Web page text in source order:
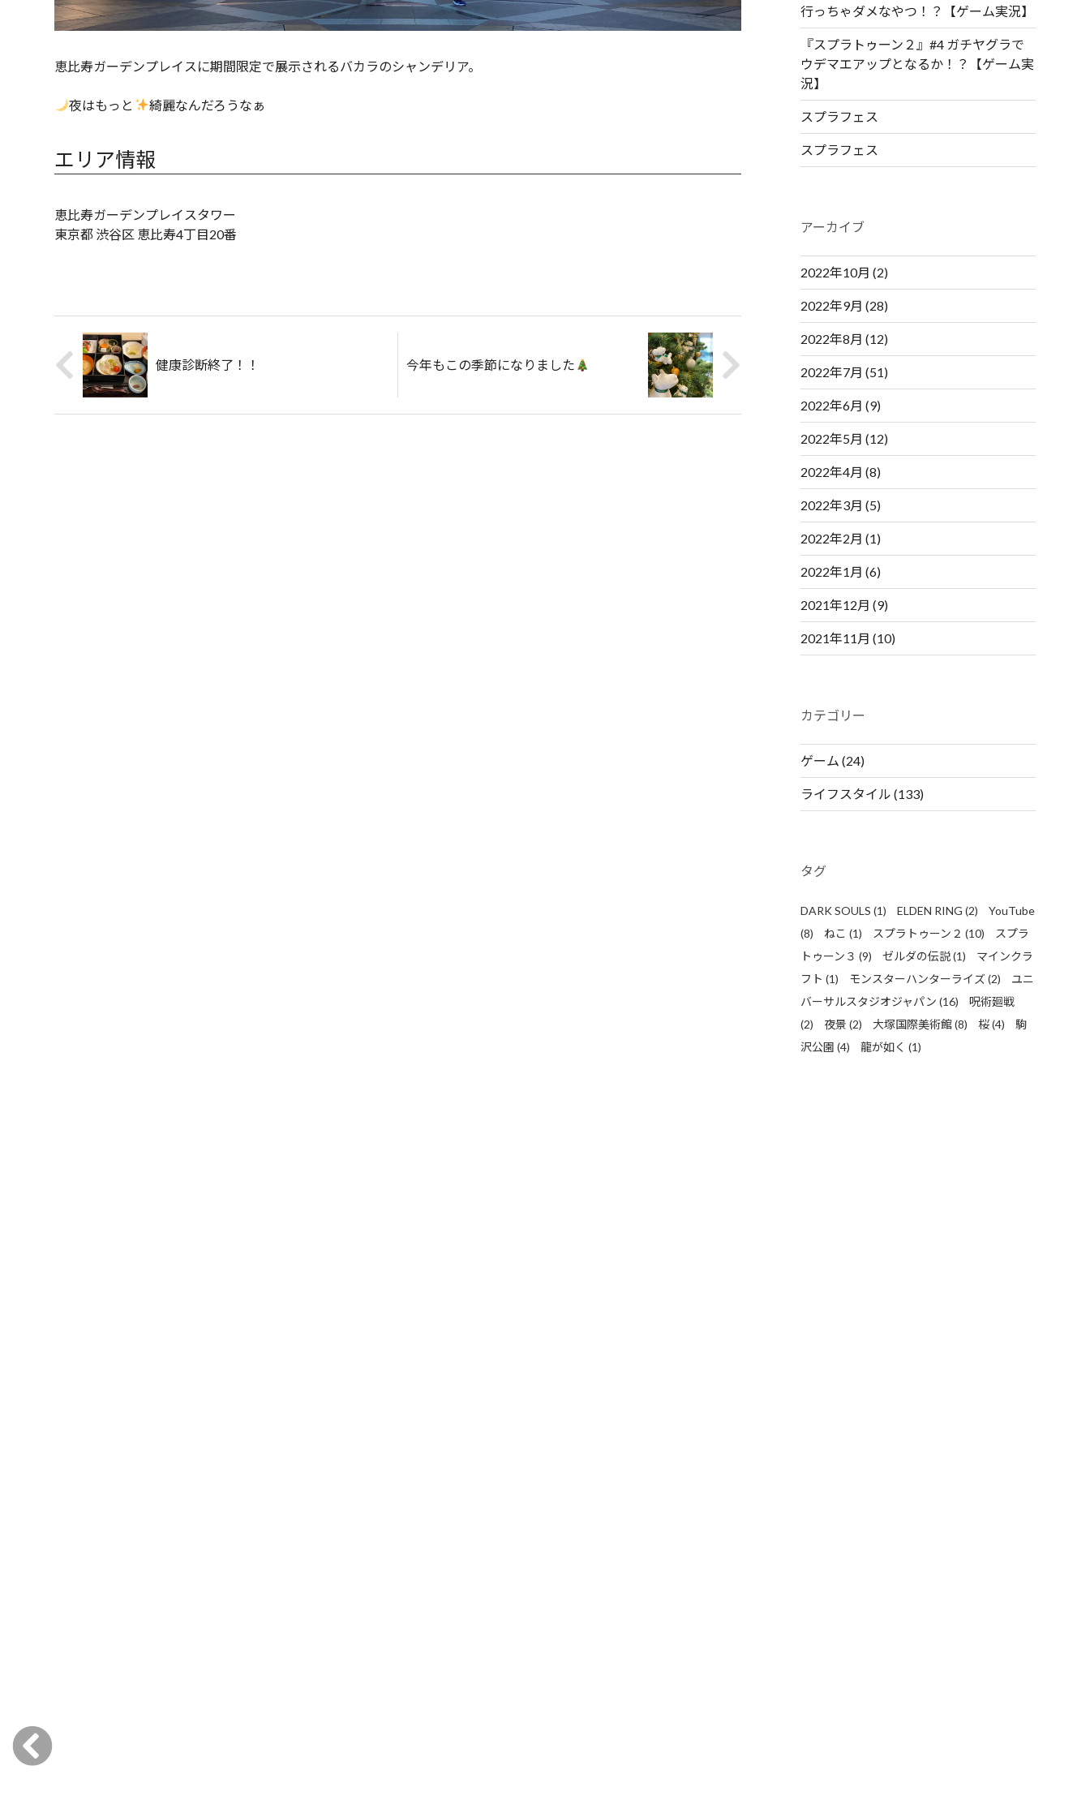
恵比寿ガーデンプレイスに期間限定で展示されるバカラのシャンデリア。
夜はもっと 綺麗なんだろうなぁ
エリア情報
恵比寿ガーデンプレイスタワー
東京都 渋谷区 恵比寿4丁目20番
健康診断終了！！ 今年もこの季節になりました
行っちゃダメなやつ！？【ゲーム実況】
『スプラトゥーン２』#4 ガチヤグラで
ウデマエアップとなるか！？【ゲーム実
況】
スプラフェス
スプラフェス
アーカイブ
2022年10月 (2)
2022年9月 (28)
2022年8月 (12)
2022年7月 (51)
2022年6月 (9)
2022年5月 (12)
2022年4月 (8)
2022年3月 (5)
2022年2月 (1)
2022年1月 (6)
2021年12月 (9)
2021年11月 (10)
カテゴリー
ゲーム (24)
ライフスタイル (133)
タグ
DARK SOULS (1) ELDEN RING (2)
YouTube
(8)
ねこ (1) スプラトゥーン２ (10)
スプラ
トゥーン３ (9) ゼルダの伝説(1)
マインクラ
フト (1) モンスターハンターライズ(2)
ユニ
バーサルスタジオジャパン (16)
呪術廻戦
(2)
夜景 (2) 大塚国際美術館(8) 桜(4)
駒
沢公園 (4) 龍が如く (1)